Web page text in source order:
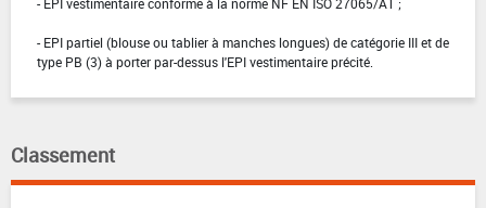
- EPI partiel (blouse ou tablier à manches longues) de catégorie III et de
type PB (3) à porter par-dessus l'EPI vestimentaire précité.
Classement